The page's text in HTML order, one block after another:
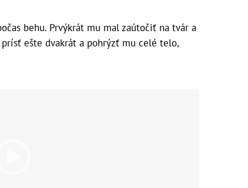
behu. Prvýkrát mu mal zaútočiť na tvár a
ešte dvakrát a pohrýzť mu celé telo,